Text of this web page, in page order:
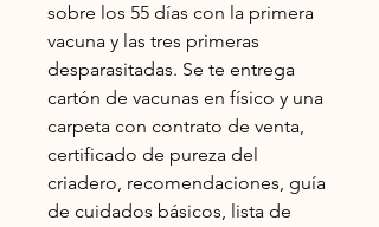
sobre los 55 días con la primera
vacuna y las tres primeras
desparasitadas. Se te entrega
cartón de vacunas en físico y una
carpeta con contrato de venta,
certificado de pureza del
criadero, recomendaciones, guía
de cuidados básicos, lista de